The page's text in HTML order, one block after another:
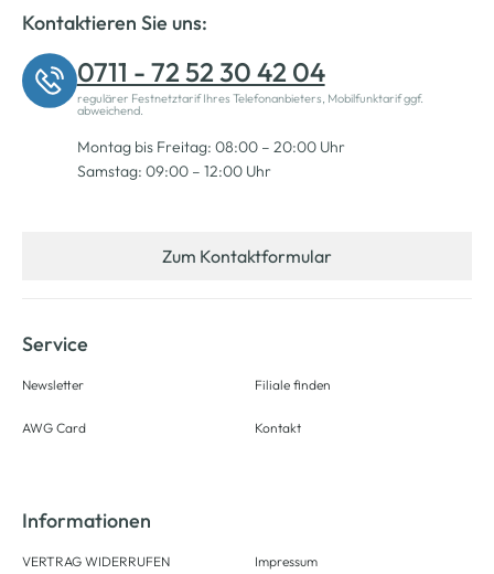
Kontaktieren Sie uns:
0711 - 72 52 30 42 04
regulärer Festnetztarif Ihres Telefonanbieters, Mobilfunktarif ggf.
abweichend.
Montag bis Freitag: 08:00 – 20:00 Uhr
Samstag: 09:00 – 12:00 Uhr
Zum Kontaktformular
Service
Newsletter
AWG Card
Filiale finden
Kontakt
Informationen
VERTRAG WIDERRUFEN Impressum